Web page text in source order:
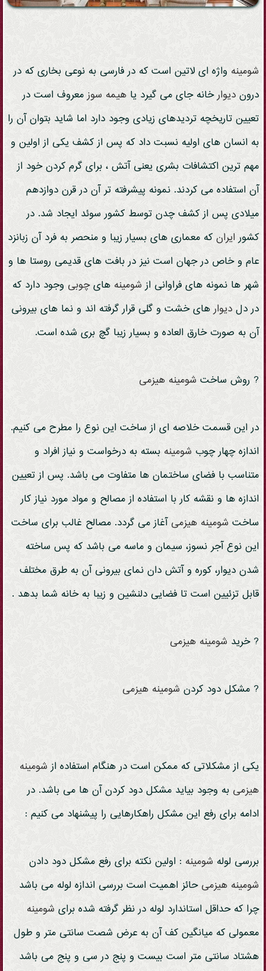
شومینه واژه ای لاتین است که در فارسی به نوعی بخاری که در
درون دیوارخانه جای می گیرد یا هیمه سوزمعروف است در
تعیین تاریخچه تردیدهای زیادی وجود دارد اما شاید بتوان آن را
به انسان های اولیه نسبت داد که پس از کشف یکی از اولین و
مهم ترین اکتشافات بشری یعنی آتش ، برای گرم کردن خود از
آن استفاده می کردند. نمونه پیشرفته تر آن در قرن دوازدهم
میلادی پس از کشف چدن توسط کشور سوئد ایجاد شد. در
کشورایرانکه معماری های بسیار زیبا و منحصر به فرد آن زبانزد
عام و خاص در جهان است نیز در بافت های قدیمی روستا ها و
شهر ها نمونه های فراوانی ازشومینه هایچوبی وجود دارد که
در دل دیوارهای خشت و گلی قرار گرفته اند و نما های بیرونی
آن به صورت خارق العاده و بسیار زیبا گچ بری شده است.
? روش ساخت شومینه هیزمی
در این قسمت خلاصه ای از ساخت این نوع را مطرح می کنیم.
اندازه چهار چوب شومینه بسته به درخواست و نیاز افراد و
متناسب با فضای ساختمان ها متفاوت می باشد. پس از تعیین
اندازه ها و نقشه کار با استفاده از مصالح و مواد مورد نیاز کار
ساخت شومینه هیزمی آغاز می گردد. مصالح غالب برای ساخت
این نوع آجر نسوز، سیمان و ماسه می باشد که پس ساخته
شدن دیوار، کوره و آتش دان نمای بیرونی آن به طرق مختلف
قابل تزئیین است تا فضایی دلنشین و زیبا به خانه شما بدهد .
? خرید شومینه هیزمی
? مشکل دود کردن شومینه هیزمی
یکی از مشکلاتی که ممکن است در هنگام استفاده ازشومینه
هیزمی به وجود بیاید مشکل دود کردن آن ها می باشد. در
ادامه برای رفع این مشکل راهکارهایی را پیشنهاد می کنیم :
بررسی لوله شومینه : اولین نکته برای رفع مشکل دود دادن
شومینه هیزمی حائز اهمیت است بررسی اندازه لوله می باشد
چرا که حداقل استاندارد لوله در نظر گرفته شده برای شومینه
معمولی که میانگین کف آن به عرض شصت سانتی متر و طول
هشتاد سانتی متر است بیست و پنج در سی و پنج می باشد